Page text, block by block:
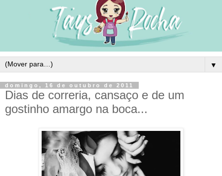
▼
domingo, 16 de outubro de 2011
Dias de correria, cansaço e de um
gostinho amargo na boca...